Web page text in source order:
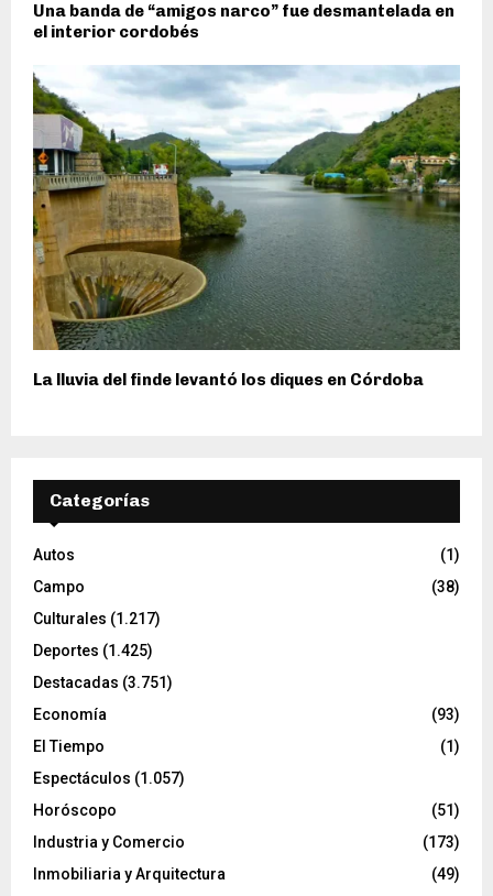
Una banda de “amigos narco” fue desmantelada en
el interior cordobés
La lluvia del finde levantó los diques en Córdoba
Categorías
Autos
(1)
Campo
(38)
Culturales (1.217)
Deportes (1.425)
Destacadas (3.751)
Economía
(93)
El Tiempo
(1)
Espectáculos (1.057)
Horóscopo
(51)
Industria y Comercio
(173)
Inmobiliaria y Arquitectura
(49)